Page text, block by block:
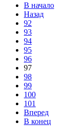
В начало
Назад
92
93
94
95
96
97
98
99
100
101
Вперед
В конец